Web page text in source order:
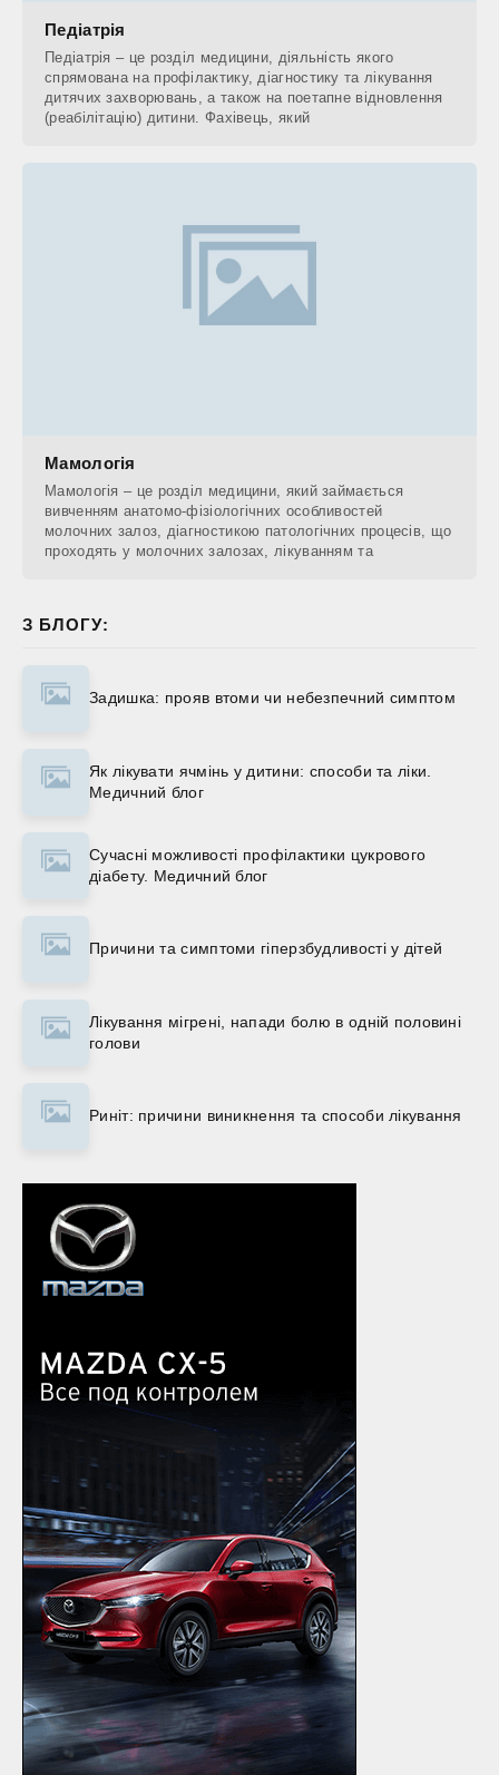
Педіатрія
Педіатрія – це розділ медицини, діяльність якого
спрямована на профілактику, діагностику та лікування
дитячих захворювань, а також на поетапне відновлення
(реабілітацію) дитини. Фахівець, який
Мамологія
Мамологія – це розділ медицини, який займається
вивченням анатомо-фізіологічних особливостей
молочних залоз, діагностикою патологічних процесів, що
проходять у молочних залозах, лікуванням та
З БЛОГУ:
Задишка: прояв втоми чи небезпечний симптом
Як лікувати ячмінь у дитини: способи та ліки.
Медичний блог
Сучасні можливості профілактики цукрового
діабету. Медичний блог
Причини та симптоми гіперзбудливості у дітей
Лікування мігрені, напади болю в одній половині
голови
Риніт: причини виникнення та способи лікування